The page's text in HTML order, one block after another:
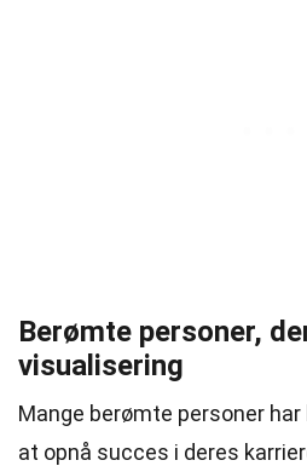
Berømte personer,
visualisering
Mange berømte personer
at opnå succes i deres